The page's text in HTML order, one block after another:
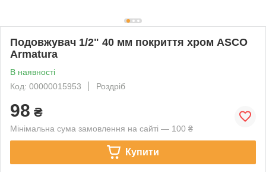
Подовжувач 1/2" 40 мм покриття хром ASCO
Armatura
В наявності
Код: 00000015953
Роздріб
98 ₴
Мінімальна сума замовлення на сайті — 100 ₴
Купити